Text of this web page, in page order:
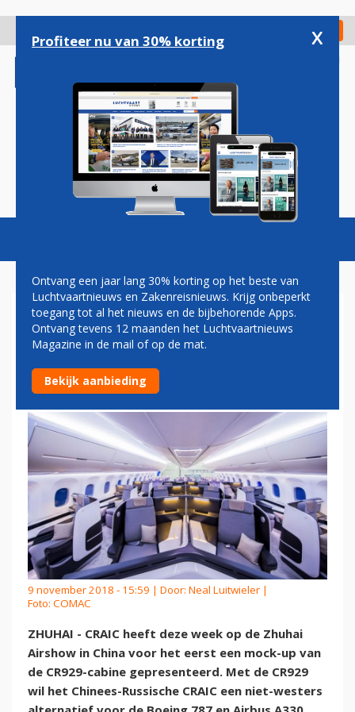
gaan
Check in
Magazine Podcasts Vacatures
CHINA EN RUSLAND TONEN
INTERIEUR VAN HUN BOEING
787-CONCURRENT
9 november 2018 - 15:59 | Door: Neal Luitwieler |
Foto: COMAC
ZHUHAI - CRAIC heeft deze week op de Zhuhai
Airshow in China voor het eerst een mock-up van
de CR929-cabine gepresenteerd. Met de CR929
wil het Chinees-Russische CRAIC een niet-westers
Profiteer nu van 30% korting x
Ontvang een jaar lang 30% korting op het beste van
Luchtvaartnieuws en Zakenreisnieuws. Krijg onbeperkt
toegang tot al het nieuws en de bijbehorende Apps.
Ontvang tevens 12 maanden het Luchtvaartnieuws
Magazine in de mail of op de mat.
Bekijk aanbieding